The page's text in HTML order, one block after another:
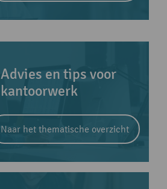
Advies en tips voor
kantoorwerk
Naar het thematische overzicht